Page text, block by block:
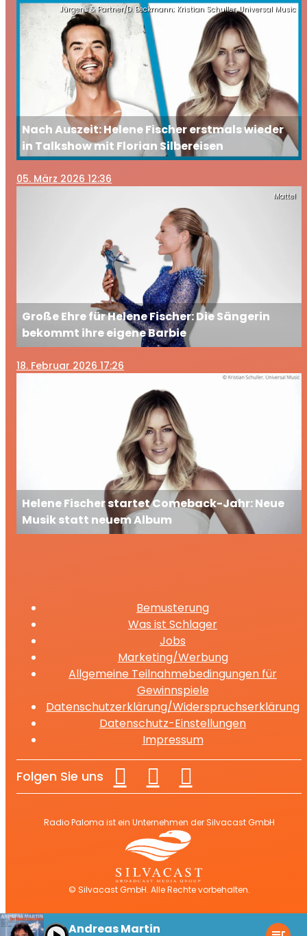
Jürgens & Partner/D. Beckmann; Kristian Schuller, Universal Music
Nach Auszeit: Helene Fischer erstmals wieder
in Talkshow mit Florian Silbereisen
05. März 2026 12:36
Mattel
Große Ehre für Helene Fischer: Die Sängerin
bekommt ihre eigene Barbie
18. Februar 2026 17:26
Helene Fischer startet Comeback-Jahr: Neue
Musik statt neuem Album
Bemusterung
Was ist Schlager
Jobs
Marketing/Werbung
Allgemeine Teilnahmebedingungen für
Gewinnspiele
Datenschutzerklärung/Widerspruchserklärung
Datenschutz-Einstellungen
Impressum
Folgen Sie uns
Radio Paloma ist ein Unternehmen der Silvacast GmbH
© Silvacast GmbH. Alle Rechte vorbehalten.
Andreas Martin